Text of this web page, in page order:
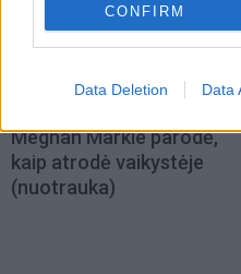
CONFIRM
Data Deletion Data
Meghan Markle parodė,
kaip atrodė vaikystėje
(nuotrauka)